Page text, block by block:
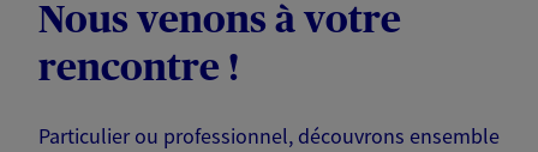
Nous venons à votre
rencontre !
Particulier ou professionnel, découvrons ensemble